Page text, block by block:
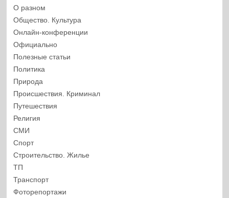
О разном
Общество. Культура
Онлайн-конференции
Официально
Полезные статьи
Политика
Природа
Происшествия. Криминал
Путешествия
Религия
СМИ
Спорт
Строительство. Жилье
ТП
Транспорт
Фоторепортажи